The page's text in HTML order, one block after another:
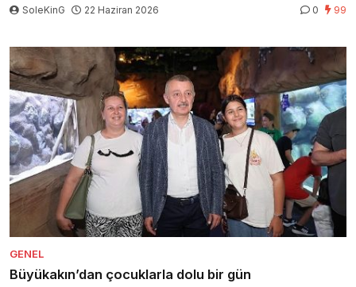
SoleKinG 22 Haziran 2026 0 99
GENEL
Büyükakın’dan çocuklarla dolu bir gün